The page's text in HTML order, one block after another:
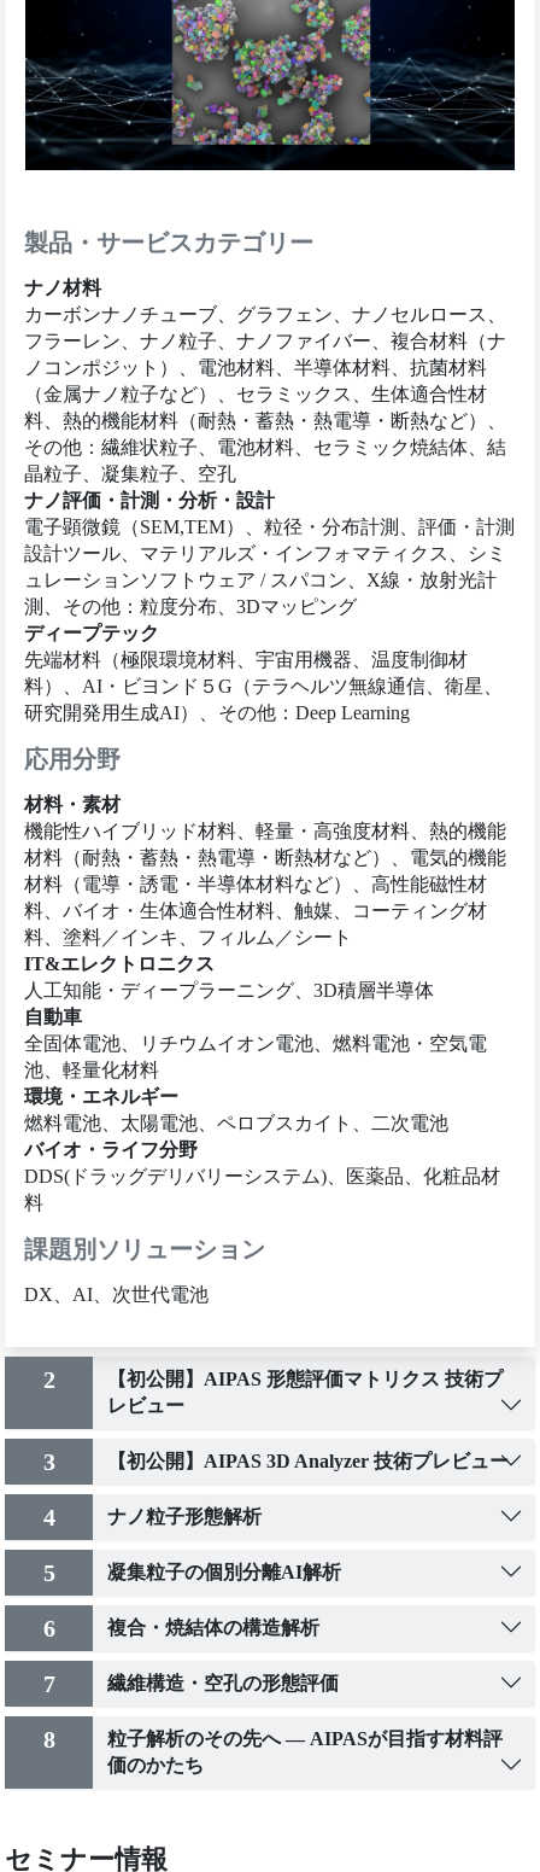
製品・サービスカテゴリー
ナノ材料
カーボンナノチューブ、グラフェン、ナノセルロース、
フラーレン、ナノ粒子、ナノファイバー、複合材料（ナ
ノコンポジット）、電池材料、半導体材料、抗菌材料
（金属ナノ粒子など）、セラミックス、生体適合性材
料、熱的機能材料（耐熱・蓄熱・熱電導・断熱など）、
その他：繊維状粒子、電池材料、セラミック焼結体、結
晶粒子、凝集粒子、空孔
ナノ評価・計測・分析・設計
電子顕微鏡（SEM,TEM）、粒径・分布計測、評価・計測
設計ツール、マテリアルズ・インフォマティクス、シミ
ュレーションソフトウェア / スパコン、X線・放射光計
測、その他：粒度分布、3Dマッピング
ディープテック
先端材料（極限環境材料、宇宙用機器、温度制御材
料）、AI・ビヨンド５G（テラヘルツ無線通信、衛星、
研究開発用生成AI）、その他：Deep Learning
応用分野
材料・素材
機能性ハイブリッド材料、軽量・高強度材料、熱的機能
材料（耐熱・蓄熱・熱電導・断熱材など）、電気的機能
材料（電導・誘電・半導体材料など）、高性能磁性材
料、バイオ・生体適合性材料、触媒、コーティング材
料、塗料／インキ、フィルム／シート
IT&エレクトロニクス
人工知能・ディープラーニング、3D積層半導体
自動車
全固体電池、リチウムイオン電池、燃料電池・空気電
池、軽量化材料
環境・エネルギー
燃料電池、太陽電池、ペロブスカイト、二次電池
バイオ・ライフ分野
DDS(ドラッグデリバリーシステム)、医薬品、化粧品材
料
課題別ソリューション
DX、AI、次世代電池
2
【初公開】AIPAS 形態評価マトリクス 技術プ
レビュー
3 【初公開】AIPAS 3D Analyzer 技術プレビュー
4 ナノ粒子形態解析
5 凝集粒子の個別分離AI解析
6 複合・焼結体の構造解析
7 繊維構造・空孔の形態評価
8
粒子解析のその先へ ― AIPASが目指す材料評
価のかたち
セミナー情報